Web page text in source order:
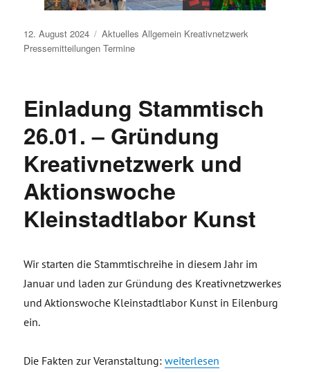
Veröffentlicht
am
12. August 2024 Aktuelles Allgemein Kreativnetzwerk
Pressemitteilungen Termine
Einladung Stammtisch
26.01. – Gründung
Kreativnetzwerk und
Aktionswoche
Kleinstadtlabor Kunst
Wir starten die Stammtischreihe in diesem Jahr im
Januar und laden zur Gründung des Kreativnetzwerkes
und Aktionswoche Kleinstadtlabor Kunst in Eilenburg
ein.
Die Fakten zur Veranstaltung: „Einladung Stammtisch
weiterlesen